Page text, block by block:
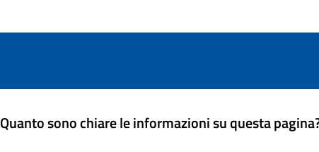
Quanto sono chiare le informazioni su questa